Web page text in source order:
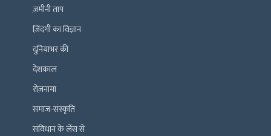
ज़मीनी ताप
ज़िंदगी का विज्ञान
दुनियाभर की
देशकाल
रोज़नामा
समाज-संस्कृति
संविधान के लेंस से